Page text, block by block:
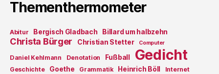
Thementhermometer
Abitur Bergisch Gladbach Billard um halbzehn
Christa Bürger Christian Stetter Computer
Daniel Kehlmann Denotation Fußball Gedicht
Geschichte Goethe Grammatik Heinrich Böll Internet